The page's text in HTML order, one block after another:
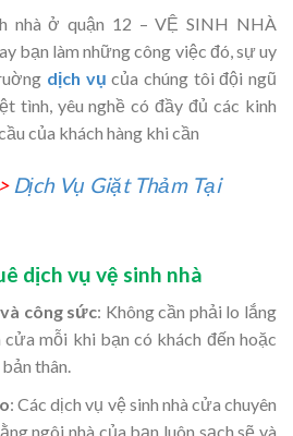
nhà ở quận 12 – VỆ SINH NHÀ
bạn làm những công việc đó, sự uy
dịch vụ của chúng tôi đội ngũ
tình, yêu nghề có đầy đủ các kinh
của khách hàng khi cần
Dịch Vụ Giặt Thảm Tại
dịch vụ vệ sinh nhà
công sức: Không cần phải lo lắng
cửa mỗi khi bạn có khách đến hoặc
thân.
: Các dịch vụ vệ sinh nhà cửa chuyên
ngôi nhà của bạn luôn sạch sẽ và